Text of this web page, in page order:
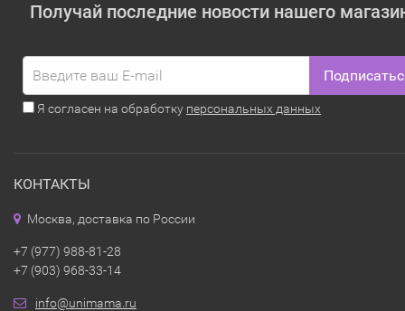
Получай последние новости нашего
Я согласен на обработку персональных данных
КОНТАКТЫ
Москва, доставка по России
+7 (977) 988-81-28
+7 (903) 968-33-14
info@unimama.ru